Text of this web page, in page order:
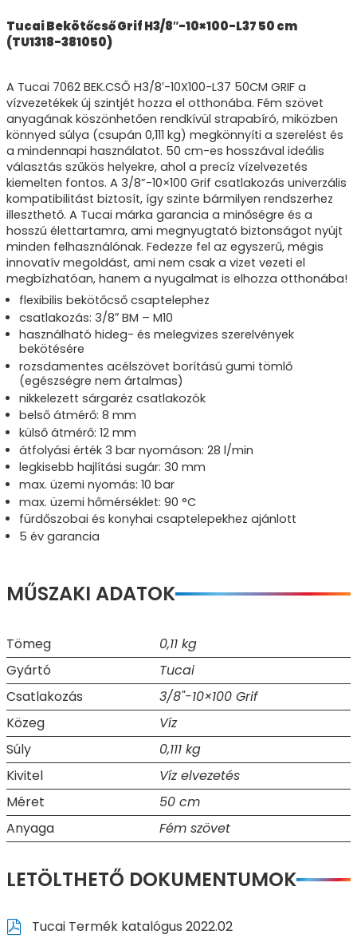
Tucai Bekötőcső Grif H3/8″-10×100-L37 50 cm
(TU1318-381050)
A Tucai 7062 BEK.CSŐ H3/8′-10X100-L37 50CM GRIF a
vízvezetékek új szintjét hozza el otthonába. Fém szövet
anyagának köszönhetően rendkívül strapabíró, miközben
könnyed súlya (csupán 0,111 kg) megkönnyíti a szerelést és
a mindennapi használatot. 50 cm-es hosszával ideális
választás szűkös helyekre, ahol a precíz vízelvezetés
kiemelten fontos. A 3/8”-10×100 Grif csatlakozás univerzális
kompatibilitást biztosít, így szinte bármilyen rendszerhez
illeszthető. A Tucai márka garancia a minőségre és a
hosszú élettartamra, ami megnyugtató biztonságot nyújt
minden felhasználónak. Fedezze fel az egyszerű, mégis
innovatív megoldást, ami nem csak a vizet vezeti el
megbízhatóan, hanem a nyugalmat is elhozza otthonába!
flexibilis bekötőcső csaptelephez
csatlakozás: 3/8″ BM – M10
használható hideg- és melegvizes szerelvények
bekötésére
rozsdamentes acélszövet borítású gumi tömlő
(egészségre nem ártalmas)
nikkelezett sárgaréz csatlakozók
belső átmérő: 8 mm
külső átmérő: 12 mm
átfolyási érték 3 bar nyomáson: 28 l/min
legkisebb hajlítási sugár: 30 mm
max. üzemi nyomás: 10 bar
max. üzemi hőmérséklet: 90 °C
fürdőszobai és konyhai csaptelepekhez ajánlott
5 év garancia
MŰSZAKI ADATOK
Tömeg
0,11 kg
Gyártó
Tucai
Csatlakozás
3/8"-10×100 Grif
Közeg
Víz
Súly
0,111 kg
Kivitel
Víz elvezetés
Méret
50 cm
Anyaga
Fém szövet
LETÖLTHETŐ DOKUMENTUMOK
Tucai Termék katalógus 2022.02